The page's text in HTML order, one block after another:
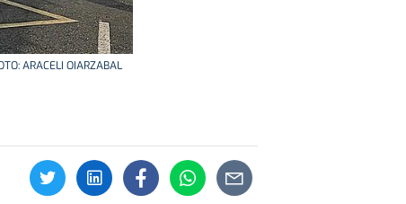
ARACELI OIARZABAL